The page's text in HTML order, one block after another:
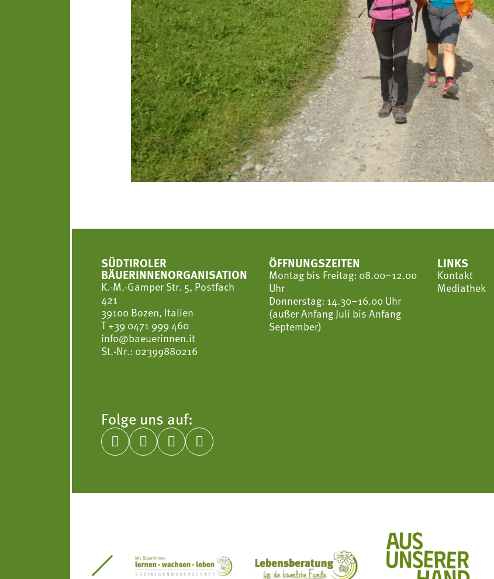
SÜDTIROLER
BÄUERINNENORGANISATION
K.-M.-Gamper Str. 5, Postfach
421
39100 Bozen, Italien
T+39 0471 999 460
info@baeuerinnen.it
St.-Nr.: 02399880216
ÖFFNUNGSZEITEN
Montag bis Freitag: 08.00–12.00
Uhr
Donnerstag: 14.30–16.00 Uhr
(außer Anfang Juli bis Anfang
September)
LINKS
Kontakt
Mediathek
Folge uns auf:
   
Südtiroler Gärtnervereinigung Sozialgenossenschaft Mit Bäuerinnen lernen - wachsen - leben
Lebensberatung für die bäuerliche Familie
Aus unserer Hand